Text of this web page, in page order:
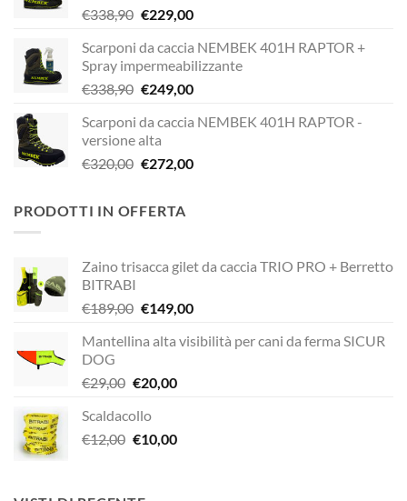
€338,90 Il
originale
era:
€338,90.
€229,00Il
attuale
è:
€229,00.
Scarponi da caccia NEMBEK 401H RAPTOR +
Spray impermeabilizzante
€338,90 Il
originale
era:
€338,90.
€249,00Il
attuale
€249,00.
Scarponi da caccia NEMBEK 401H RAPTOR -
versione alta
€320,00 Il
era:
€272,00Il
PRODOTTI IN OFFERTA
Zaino trisacca gilet da caccia TRIO PRO + Berretto
BITRABI
€189,00 Il
originale
€189,00.
€149,00Il
attuale
Mantellina alta visibilità per cani da ferma SICUR
DOG
€29,00 Il
originale
era:
€20,00Il
è:
Scaldacollo
€12,00 Il
era:
€10,00Il